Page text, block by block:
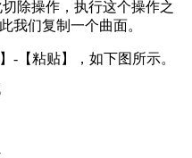
除操作，执行这个操作之
我们复制一个曲面。
-【粘贴】，如下图所示。